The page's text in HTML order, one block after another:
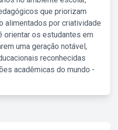
que priorizam
alimentados por criatividade
orientar os estudantes em
uma geração notável,
reconhecidas
acadêmicas do mundo -